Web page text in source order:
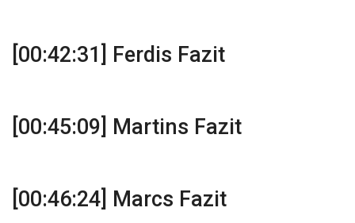
[00:42:31] Ferdis Fazit
[00:45:09] Martins Fazit
[00:46:24] Marcs Fazit